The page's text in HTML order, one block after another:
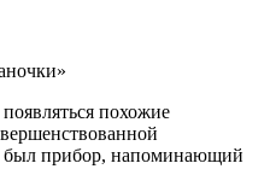
похожие
был прибор, напоминающий